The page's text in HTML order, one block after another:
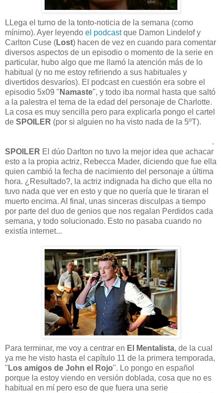
LLega el turno de la tonto-noticia de la semana (como
mínimo). Ayer leyendo el podcastque Damon Lindelof y
Carlton Cuse (Lost) hacen de vez en cuando para comentar
diversos aspectos de un episodio o momento de la serie en
particular, hubo algo que me llamó la atención más de lo
habitual (y no me estoy refiriendo a sus habituales y
divertidos desvaríos). El podcast en cuestión era sobre el
episodio 5x09 " Namaste", y todo iba normal hasta que saltó
a la palestra el tema de la edad del personaje de Charlotte.
La cosa es muy sencilla pero para explicarla pongo el cartel
de SPOILER (por si alguien no ha visto nada de la 5ºT).
.
SPOILER El dúo Darlton no tuvo la mejor idea que achacar
esto a la propia actriz, Rebecca Mader, diciendo que fue ella
quien cambió la fecha de nacimiento del personaje a última
hora. ¿Resultado?, la actriz indignada ha dicho que ella no
tuvo nada que ver en esto y que no quería que le tiraran el
muerto encima. Al final, unas sinceras disculpas a tiempo
por parte del duo de genios que nos regalan Perdidos cada
semana, y todo solucionado. Esto no pasaba cuando no
existía internet...
Para terminar, me voy a centrar en El Mentalista, de la cual
ya me he visto hasta el capítulo 11 de la primera temporada,
" Los amigos de John el Rojo". Lo pongo en español
porque la estoy viendo en versión doblada, cosa que no es
habitual en mí pero eso de que fuera una serie